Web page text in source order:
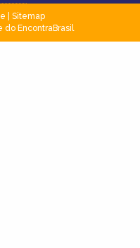
Sitemap
EncontraBrasil